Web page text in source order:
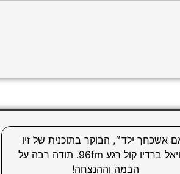
אשכחך ילד״, הבוקר בתוכנית של זיו
אמויאל ברדיו קול רגע 96fm. תודה רבה על
הבמה וההנצחה!